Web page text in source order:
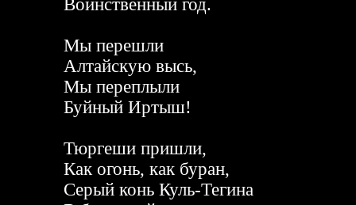
Воинственный год.
Мы перешли
Алтайскую высь,
Мы переплыли
Буйный Иртыш!
Тюргеши пришли,
Как огонь, как буран,
Серый конь Куль-Тегина